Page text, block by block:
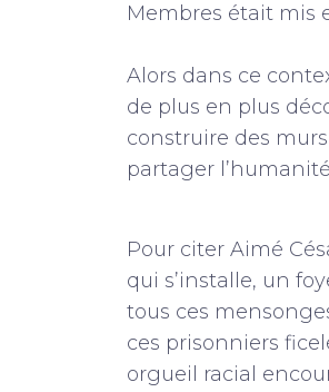
Membres était mis
Alors dans ce
de plus en plus
construire des
partager
Pour citer Aimé
qui s’installe, un
tous ces
ces prisonniers
orgueil racial